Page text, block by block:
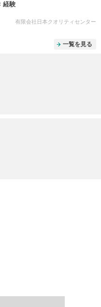
経験
有限会社日本クオリティセンター
一覧を見る